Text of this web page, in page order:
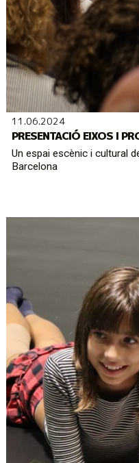
11.06.2024
PRESENTACIÓ EIXOS I
Un espai escènic i cultural
Barcelona